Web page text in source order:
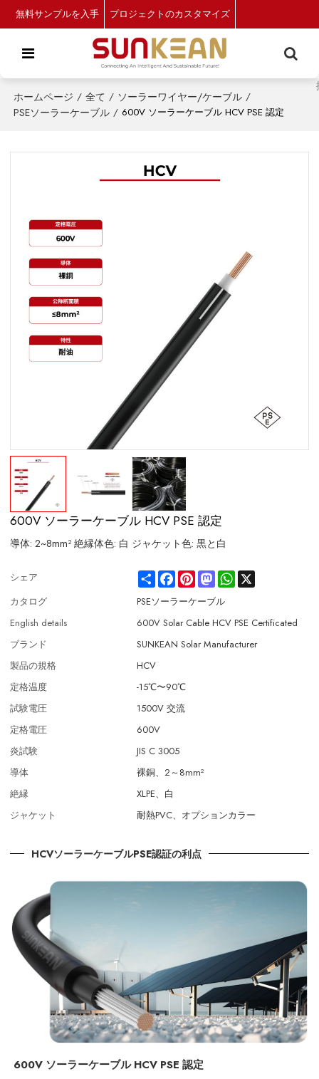
無料サンプルを入手 プロジェクトのカスタマイズ
ホームページ / 全て / ソーラーワイヤー/ケーブル /
PSEソーラーケーブル / 600V ソーラーケーブル HCV PSE 認定
600V ソーラーケーブル HCV PSE 認定
導体: 2~8mm² 絶縁体色: 白 ジャケット色: 黒と白
シェア ShareFacebookPinterestMastodonWhatsApp
カタログ
PSEソーラーケーブル
English details
600V Solar Cable HCV PSE Certificated
ブランド
SUNKEAN Solar Manufacturer
製品の規格
HCV
定格温度
-15℃〜90℃
試験電圧
1500V 交流
定格電圧
600V
炎試験
JIS C 3005
導体
裸銅、2～8mm²
絶縁
XLPE、白
ジャケット
耐熱PVC、オプションカラー
HCVソーラーケーブルPSE認証の利点
600V ソーラーケーブル HCV PSE 認定